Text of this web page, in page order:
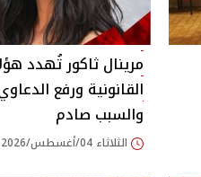
مرينال ثاكور تُهدد
القانونية ورفع
والسبب صادم
الثلاثاء 04/أغسطس/2026 - 10:15 م